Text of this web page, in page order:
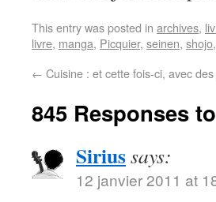
This entry was posted in archives,
livre, manga, Picquier, seinen, shojo,
← Cuisine : et cette fois-ci, avec
845 Responses to
Siriussays:
12 janvier 2011 at